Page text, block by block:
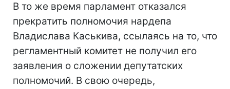
В то же время парламент отказался
прекратить полномочия нардепа
Владислава Каськива, ссылаясь на то, что
регламентный комитет не получил его
заявления о сложении депутатских
полномочий. В свою очередь,